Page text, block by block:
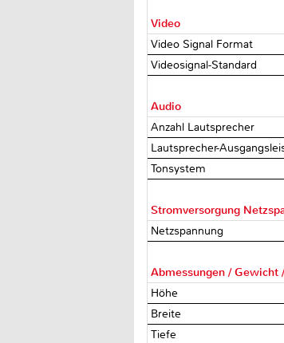
Video
Video Signal Format
Videosignal-Standard
Audio
Anzahl Lautsprecher
Lautsprecher-
Tonsystem
Stromversorgung
Netzspannung
Abmessungen / Gewicht
Höhe
Breite
Tiefe